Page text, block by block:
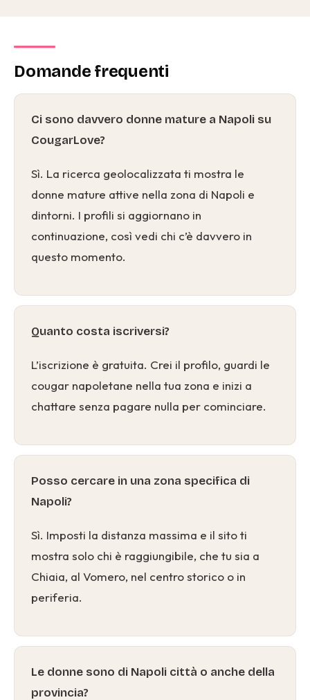
Domande frequenti
Ci sono davvero donne mature a Napoli su
CougarLove?
Sì. La ricerca geolocalizzata ti mostra le
donne mature attive nella zona di Napoli e
dintorni. I profili si aggiornano in
continuazione, così vedi chi c’è davvero in
questo momento.
Quanto costa iscriversi?
L’iscrizione è gratuita. Crei il profilo, guardi le
cougar napoletane nella tua zona e inizi a
chattare senza pagare nulla per cominciare.
Posso cercare in una zona specifica di
Napoli?
Sì. Imposti la distanza massima e il sito ti
mostra solo chi è raggiungibile, che tu sia a
Chiaia, al Vomero, nel centro storico o in
periferia.
Le donne sono di Napoli città o anche della
provincia?